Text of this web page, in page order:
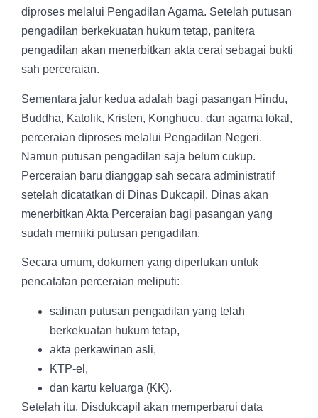
diproses melalui Pengadilan Agama. Setelah putusan
pengadilan berkekuatan hukum tetap, panitera
pengadilan akan menerbitkan akta cerai sebagai bukti
sah perceraian.
Sementara jalur kedua adalah bagi pasangan Hindu,
Buddha, Katolik, Kristen, Konghucu, dan agama lokal,
perceraian diproses melalui Pengadilan Negeri.
Namun putusan pengadilan saja belum cukup.
Perceraian baru dianggap sah secara administratif
setelah dicatatkan di Dinas Dukcapil. Dinas akan
menerbitkan Akta Perceraian bagi pasangan yang
sudah memiiki putusan pengadilan.
Secara umum, dokumen yang diperlukan untuk
pencatatan perceraian meliputi:
salinan putusan pengadilan yang telah
berkekuatan hukum tetap,
akta perkawinan asli,
KTP-el,
dan kartu keluarga (KK).
Setelah itu, Disdukcapil akan memperbarui data